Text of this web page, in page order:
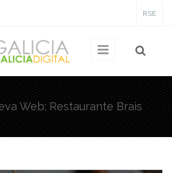
RSE
Web: Restaurante Brais